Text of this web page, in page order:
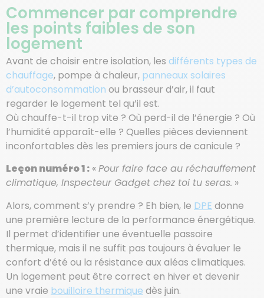
Commencer par comprendre
les points faibles de son
logement
Avant de choisir entre isolation, les différents types de
chauffage, pompe à chaleur, panneaux solaires
d’autoconsommation ou brasseur d’air, il faut
regarder le logement tel qu’il est.
Où chauffe-t-il trop vite ? Où perd-il de l’énergie ? Où
l’humidité apparaît-elle ? Quelles pièces deviennent
inconfortables dès les premiers jours de canicule ?
Leçon numéro 1 : «Pour faire face au réchauffement
climatique, Inspecteur Gadget chez toi tu seras. »
Alors, comment s’y prendre ? Eh bien, le DPE donne
une première lecture de la performance énergétique.
Il permet d’identifier une éventuelle passoire
thermique, mais il ne suffit pas toujours à évaluer le
confort d’été ou la résistance aux aléas climatiques.
Un logement peut être correct en hiver et devenir
une vraie bouilloire thermique dès juin.